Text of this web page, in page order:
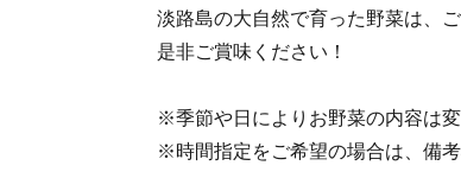
淡路島の大自然で育った野菜は、
是非ご賞味ください！
※季節や日によりお野菜の内容は変
※時間指定をご希望の場合は、備